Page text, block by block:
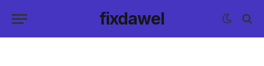
fixdawel